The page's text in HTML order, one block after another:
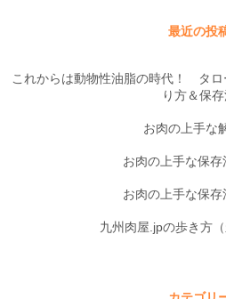
最近の投
これからは動物性油脂の時代！ タロ
り方＆保
お肉の上手な
お肉の上手な保存
お肉の上手な保存
九州肉屋.jpの歩き方（